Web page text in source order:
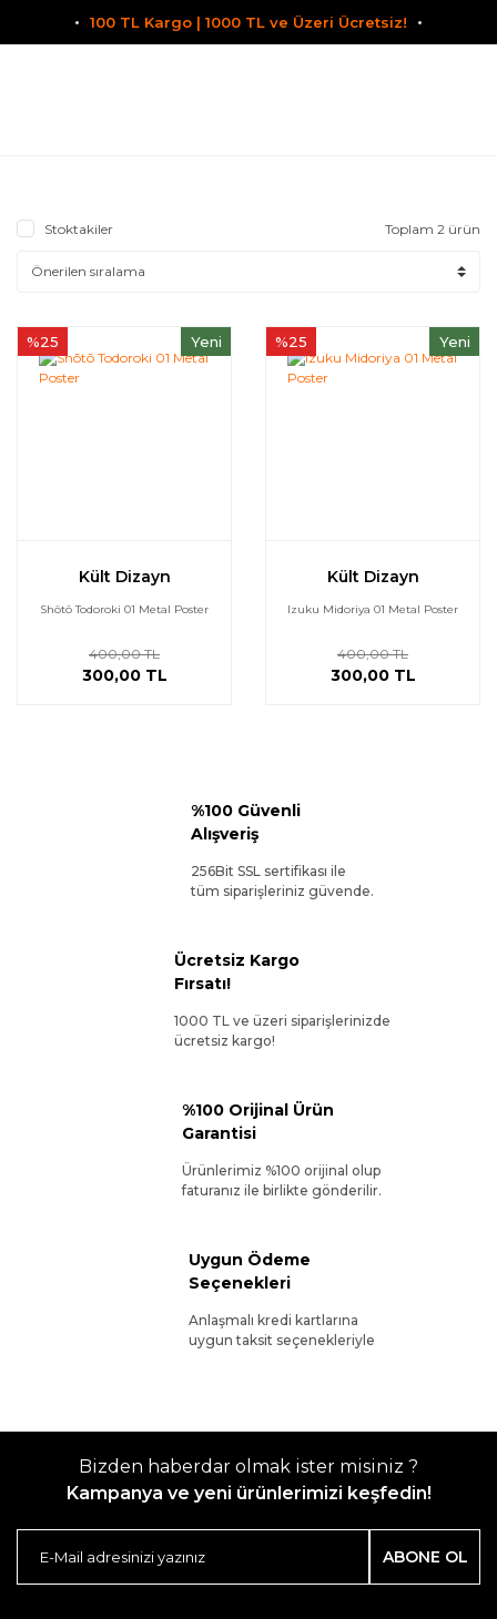
100 TL Kargo | 1000 TL ve Üzeri Ücretsiz!
Stoktakiler Toplam 2 ürün
Yeni
%25
Kült Dizayn
Shōtō Todoroki 01 Metal Poster
400,00 TL
300,00 TL
Yeni
%25
Kült Dizayn
Izuku Midoriya 01 Metal Poster
400,00 TL
300,00 TL
%100 Güvenli
Alışveriş
256Bit SSL sertifikası ile
tüm siparişleriniz güvende.
Ücretsiz Kargo
Fırsatı!
1000 TL ve üzeri siparişlerinizde
ücretsiz kargo!
%100 Orijinal Ürün
Garantisi
Ürünlerimiz %100 orijinal olup
faturanız ile birlikte gönderilir.
Uygun Ödeme
Seçenekleri
Anlaşmalı kredi kartlarına
uygun taksit seçenekleriyle
Bizden haberdar olmak ister misiniz ?
Kampanya ve yeni ürünlerimizi keşfedin!
ABONE OL